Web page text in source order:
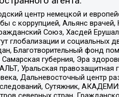
центр немецкой и
с коррупцией, Альянс
Союз, Хасдей
глобализации и
Благотворительный фонд
губерния, Эра
Уральская
Дальневосточный центр
Сутяжник,